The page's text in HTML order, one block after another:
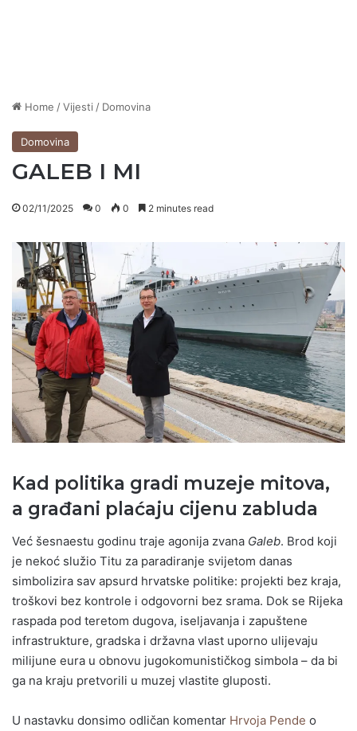
Home /Vijesti / Domovina
Domovina
GALEB I MI
02/11/2025 0 0 2 minutes read
Kad politika gradi muzeje mitova,
a građani plaćaju cijenu zabluda
Već šesnaestu godinu traje agonija zvana Galeb. Brod koji
je nekoć služio Titu za paradiranje svijetom danas
simbolizira sav apsurd hrvatske politike: projekti bez kraja,
troškovi bez kontrole i odgovorni bez srama. Dok se Rijeka
raspada pod teretom dugova, iseljavanja i zapuštene
infrastrukture, gradska i državna vlast uporno ulijevaju
milijune eura u obnovu jugokomunističkog simbola – da bi
ga na kraju pretvorili u muzej vlastite gluposti.
U nastavku donsimo odličan komentar Hrvoja Pende o